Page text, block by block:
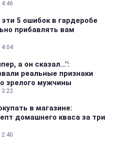
5 ошибок в гардеробе
прибавлять вам
а он сказал...":
реальные признаки
зрелого мужчины
в магазине:
домашнего кваса за три